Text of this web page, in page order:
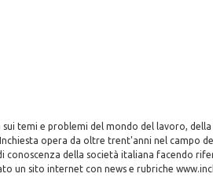
temi e problemi del mondo del lavoro, della
opera da oltre trent'anni nel campo
conoscenza della società italiana facendo
un sito internet con news e rubriche